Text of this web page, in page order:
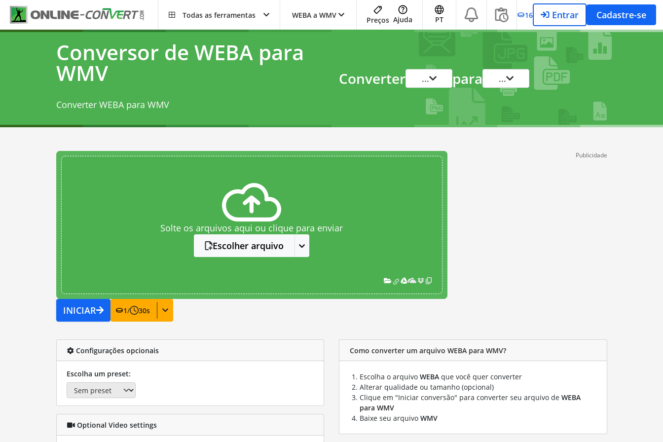
Todas as ferramentas WEBA a WMV
Preços Ajuda PT 16 Entrar Cadastre-se
Conversor de WEBA para
WMV
Converter WEBA para WMV
Converter ... para ...
Solte os arquivos aqui ou clique para enviar
Escolher arquivo
INICIAR 1/ 30s
Publicidade
Configurações opcionais
Escolha um preset:
Optional Video settings
Como converter um arquivo WEBA para WMV?
Escolha o arquivo WEBA que você quer converter
Alterar qualidade ou tamanho (opcional)
Clique em "Iniciar conversão" para converter seu arquivo de WEBA
para WMV
Baixe seu arquivo WMV